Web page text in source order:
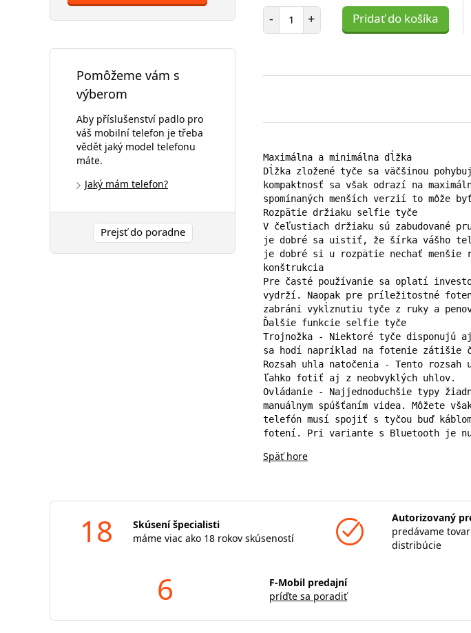
Pomôžeme vám s
výberom
Aby příslušenství padlo pro
váš mobilní telefon je třeba
vědět jaký model telefonu
máte.
Jaký mám telefon?
Prejsť do poradne
- Počet položiek
+ Pridať do košíka
Maximálna a minimálna dĺžka
Dĺžka zložené tyče sa väčšinou
kompaktnosť sa však odrazí na
spomínaných menších verzií to môže
Rozpätie držiaku selfie tyče
V čeľustiach držiaku sú zabudované
je dobré sa uistiť, že šírka vášho
je dobré si u rozpätie nechať
konštrukcia
Pre časté používanie sa oplatí
vydrží. Naopak pre príležitostné
zabráni vykĺznutiu tyče z ruky a
Ďalšie funkcie selfie tyče
Trojnožka - Niektoré tyče disponujú
sa hodí napríklad na fotenie zátišie
Rozsah uhla natočenia - Tento rozsah
ľahko fotiť aj z neobvyklých uhlov.
Ovládanie - Najjednoduchšie typy
manuálnym spúšťaním videa. Môžete
telefón musí spojiť s tyčou buď
fotení. Pri variante s Bluetooth je
Späť hore
18
Skúsení špecialisti
máme viac ako 18 rokov skúseností
Autorizovaný
predávame
distribúcie
6
F-Mobil predajní
príďte sa poradiť